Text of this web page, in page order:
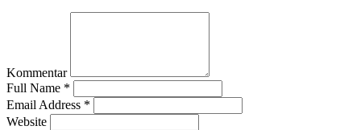
Kommentar
Full Name *
Email Address *
Website